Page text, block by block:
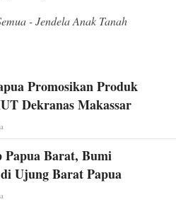
- Jendela Anak Tanah
Promosikan Produk
Dekranas Makassar
Barat, Bumi
Ujung Barat Papua